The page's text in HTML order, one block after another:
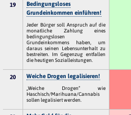
19
Bedingungsloses
Grundeinkommen einführen!
Jeder Bürger soll Anspruch auf die
monatliche Zahlung eines
bedingungslosen
Grundeinkommens haben, um
daraus seinen Lebensunterhalt zu
bestreiten. Im Gegenzug entfallen
die heutigen Sozialleistungen.
20 Weiche Drogen legalisieren!
„Weiche Drogen“ wie
Haschisch/Marihuana/Cannabis
sollen legalisiert werden.